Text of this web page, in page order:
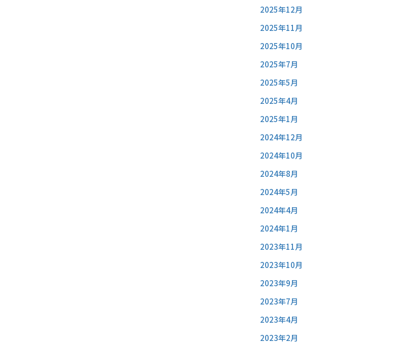
2025年12月
2025年11月
2025年10月
2025年7月
2025年5月
2025年4月
2025年1月
2024年12月
2024年10月
2024年8月
2024年5月
2024年4月
2024年1月
2023年11月
2023年10月
2023年9月
2023年7月
2023年4月
2023年2月